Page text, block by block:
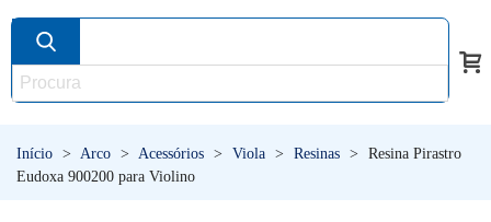
Início > Arco > Acessórios > Viola > Resinas >
Resina Pirastro
Eudoxa 900200 para Violino